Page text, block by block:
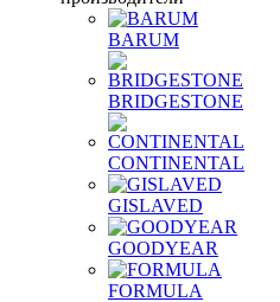
BARUM
BRIDGESTONE
CONTINENTAL
GISLAVED
GOODYEAR
FORMULA